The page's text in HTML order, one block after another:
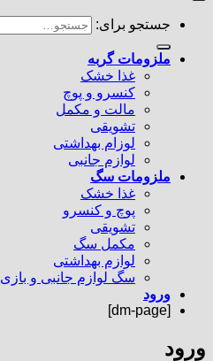
جستجو برای:
ملزومات گربه
غذا خشک
کنسرو و پوچ
مالت و مکمل
تشویقی
لوزام بهداشتی
لوازم جانبی
ملزومات سگ
غذا خشک
پوچ و کنسرو
تشویقی
مکمل سگ
لوازم بهداشتی
سگ لوازم جانبی و بازی
ورود
[dm-page]
ورود